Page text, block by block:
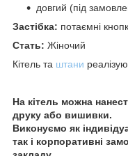
довгий (під
Застібка: потаємні
Стать: Жіночий
Кітель та штани
На кітель можна
друку або вишивки.
Виконуємо як
так і корпоративні